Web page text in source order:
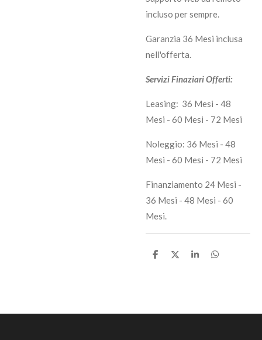
incluso per sempre.
Garanzia 36 Mesi inclusa
nell'offerta.
Servizi Finaziari Offerti:
Leasing: 36 Mesi - 48
Mesi - 60 Mesi - 72 Mesi
Noleggio: 36 Mesi - 48
Mesi - 60 Mesi - 72 Mesi
Finanziamento 24 Mesi -
36 Mesi - 48 Mesi - 60
Mesi.
C
C
C
C